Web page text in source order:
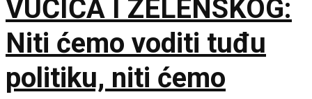
VUČIĆA I ZELENSKOG:
Niti ćemo voditi tuđu
politiku, niti ćemo